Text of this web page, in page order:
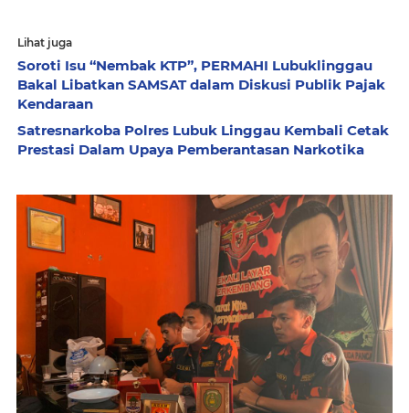
Lihat juga
Soroti Isu “Nembak KTP”, PERMAHI Lubuklinggau
Bakal Libatkan SAMSAT dalam Diskusi Publik Pajak
Kendaraan
Satresnarkoba Polres Lubuk Linggau Kembali Cetak
Prestasi Dalam Upaya Pemberantasan Narkotika